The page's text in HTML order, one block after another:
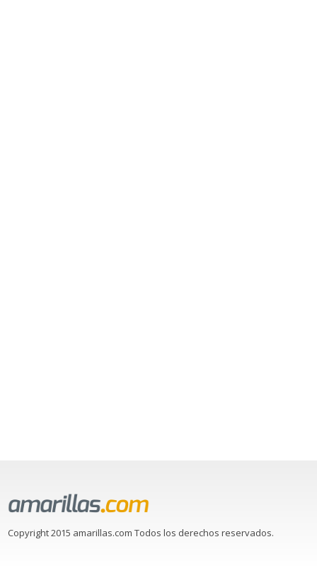
Copyright 2015 amarillas.com Todos los derechos reservados.